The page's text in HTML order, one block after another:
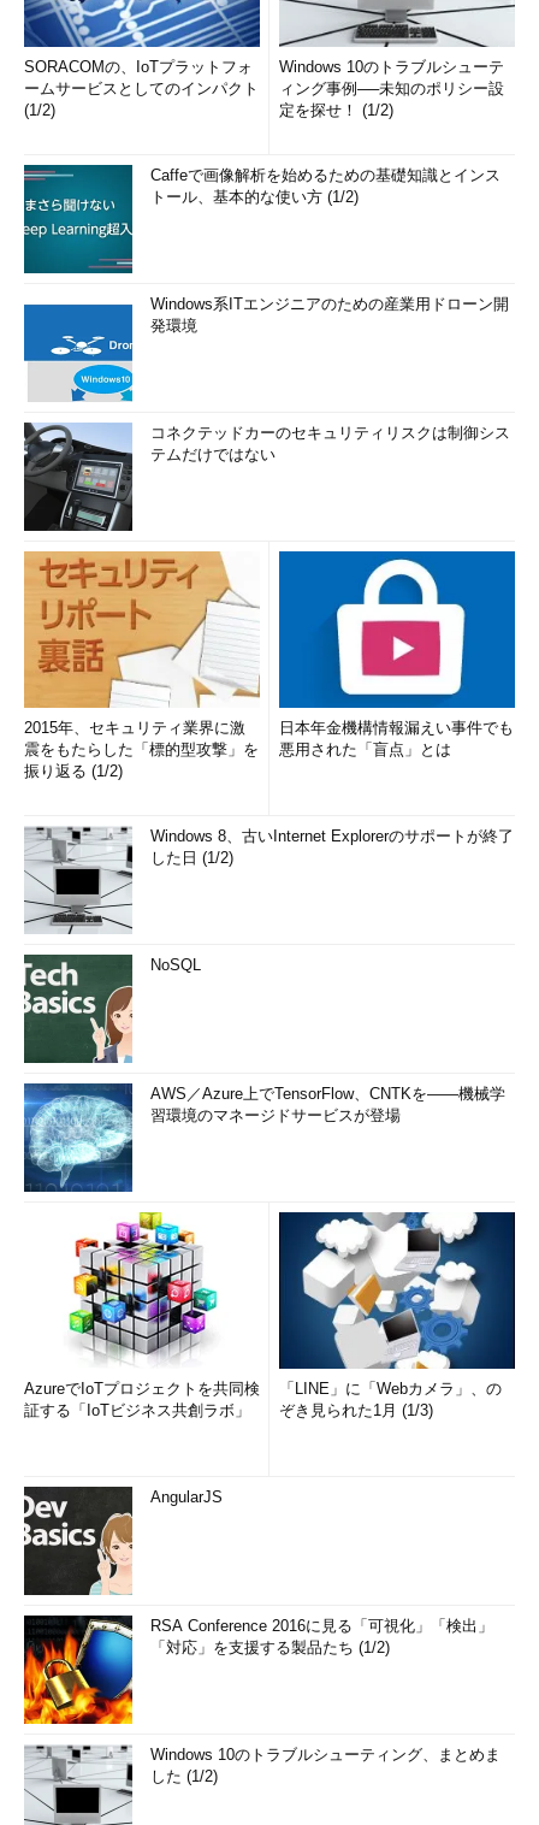
SORACOMの、IoTプラットフォ
ームサービスとしてのインパクト
(1/2)
Windows 10のトラブルシューテ
ィング事例──未知のポリシー設
定を探せ！ (1/2)
Caffeで画像解析を始めるための基礎知識とインス
トール、基本的な使い方 (1/2)
Windows系ITエンジニアのための産業用ドローン開
発環境
コネクテッドカーのセキュリティリスクは制御シス
テムだけではない
2015年、セキュリティ業界に激
震をもたらした「標的型攻撃」を
振り返る (1/2)
日本年金機構情報漏えい事件でも
悪用された「盲点」とは
Windows 8、古いInternet Explorerのサポートが終了
した日 (1/2)
NoSQL
AWS／Azure上でTensorFlow、CNTKを――機械学
習環境のマネージドサービスが登場
AzureでIoTプロジェクトを共同検
証する「IoTビジネス共創ラボ」
「LINE」に「Webカメラ」、の
ぞき見られた1月 (1/3)
AngularJS
RSA Conference 2016に見る「可視化」「検出」
「対応」を支援する製品たち (1/2)
Windows 10のトラブルシューティング、まとめま
した (1/2)